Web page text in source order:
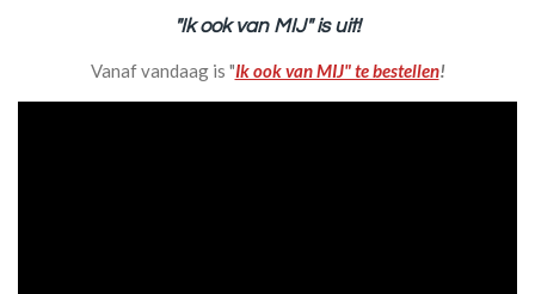
"Ik ook van MIJ" is uit!
Vanaf vandaag is "Ik ook van MIJ" te bestellen!